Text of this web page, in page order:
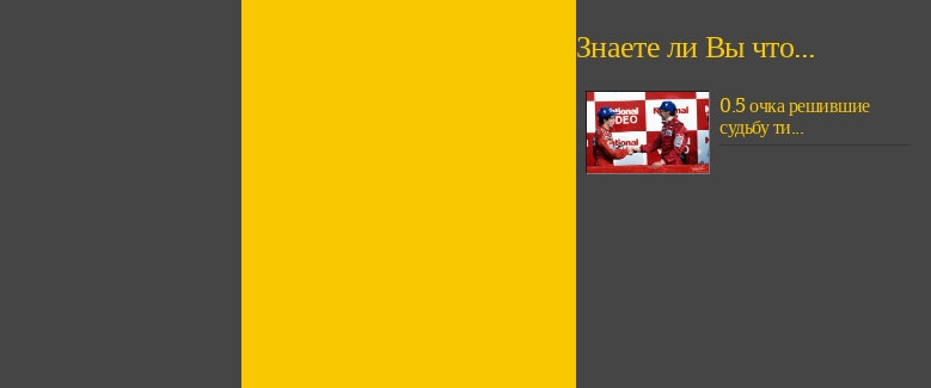
Знаете ли Вы что...
0.5 очка решившие
судьбу ти...